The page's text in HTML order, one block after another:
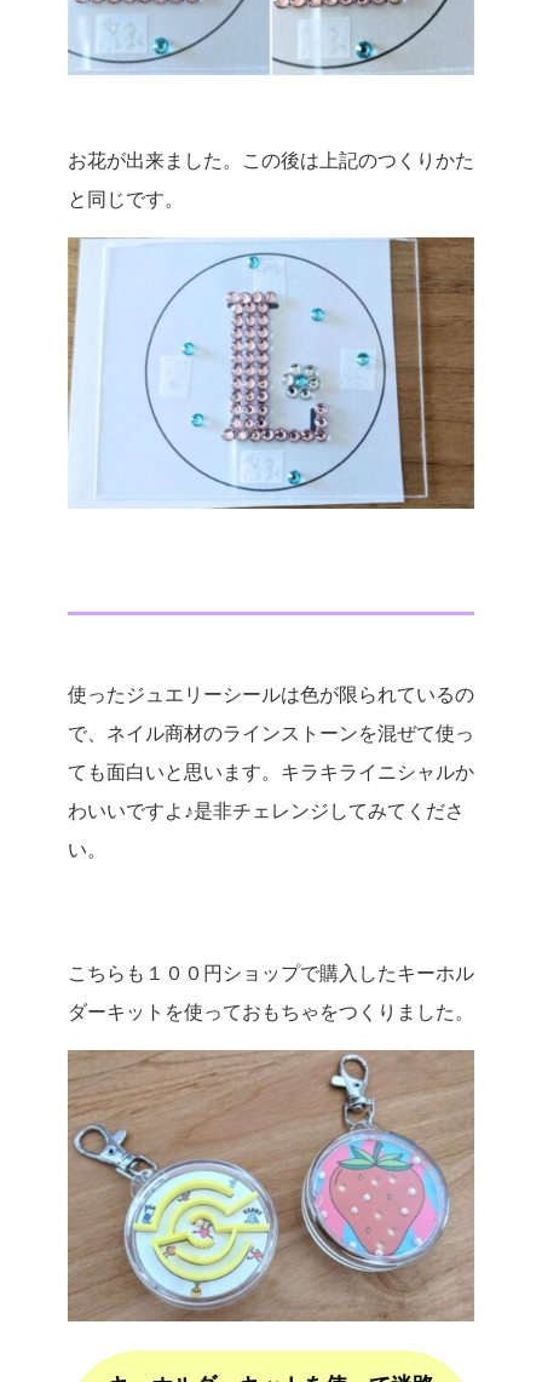
お花が出来ました。この後は上記のつくりかた
と同じです。
使ったジュエリーシールは色が限られているの
で、ネイル商材のラインストーンを混ぜて使っ
ても面白いと思います。キラキライニシャルか
わいいですよ♪是非チェレンジしてみてくださ
い。
こちらも１００円ショップで購入したキーホル
ダーキットを使っておもちゃをつくりました。